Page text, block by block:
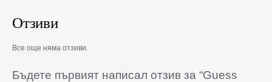
Отзиви
Все още няма отзиви.
Бъдете първият написал отзив за “Guess